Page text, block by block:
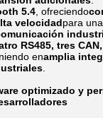
5.4 , ofreciendo
velocidadpara
RS485, tres
enamplia
optimizado y